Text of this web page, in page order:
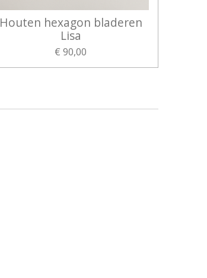
Houten hexagon bladeren
Lisa
€ 90,00